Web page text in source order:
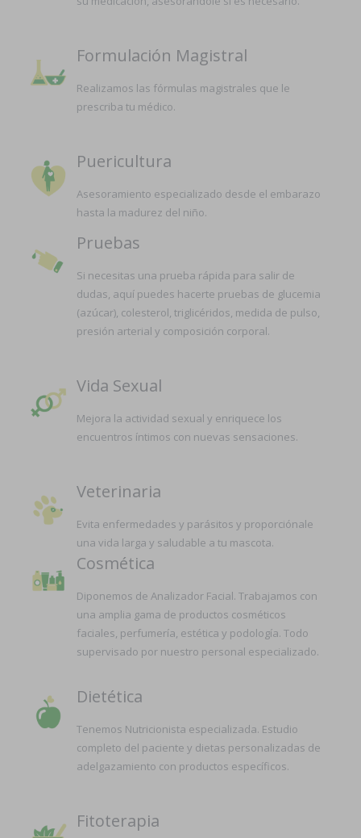
Formulación Magistral
Realizamos las fórmulas magistrales que le
prescriba tu médico.
Puericultura
Asesoramiento especializado desde el embarazo
hasta la madurez del niño.
Pruebas
Si necesitas una prueba rápida para salir de
dudas, aquí puedes hacerte pruebas de glucemia
(azúcar), colesterol, triglicéridos, medida de pulso,
presión arterial y composición corporal.
Vida Sexual
Mejora la actividad sexual y enriquece los
encuentros íntimos con nuevas sensaciones.
Veterinaria
Evita enfermedades y parásitos y proporciónale
una vida larga y saludable a tu mascota.
Cosmética
Diponemos de Analizador Facial. Trabajamos con
una amplia gama de productos cosméticos
faciales, perfumería, estética y podología. Todo
supervisado por nuestro personal especializado.
Dietética
Tenemos Nutricionista especializada. Estudio
completo del paciente y dietas personalizadas de
adelgazamiento con productos específicos.
Fitoterapia